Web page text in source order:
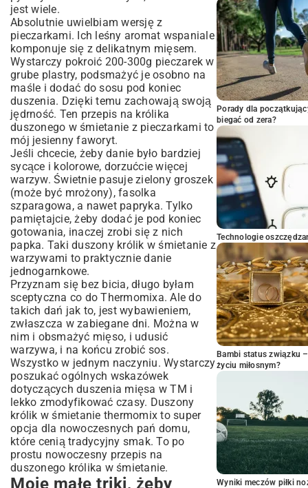
jest wiele.
Absolutnie uwielbiam wersję z
pieczarkami. Ich leśny aromat wspaniale
komponuje się z delikatnym mięsem.
Wystarczy pokroić 200-300g pieczarek w
grube plastry, podsmażyć je osobno na
maśle i dodać do sosu pod koniec
duszenia. Dzięki temu zachowają swoją
jędrność. Ten przepis na królika
duszonego w śmietanie z pieczarkami to
mój jesienny faworyt.
Jeśli chcecie, żeby danie było bardziej
sycące i kolorowe, dorzućcie więcej
warzyw. Świetnie pasuje zielony groszek
(może być mrożony), fasolka
szparagowa, a nawet papryka. Tylko
pamiętajcie, żeby dodać je pod koniec
gotowania, inaczej zrobi się z nich
papka. Taki duszony królik w śmietanie z
warzywami to praktycznie danie
jednogarnkowe.
Przyznam się bez bicia, długo byłam
sceptyczna co do Thermomixa. Ale do
takich dań jak to, jest wybawieniem,
zwłaszcza w zabiegane dni. Można w
nim i obsmażyć mięso, i udusić
warzywa, i na końcu zrobić sos.
Wszystko w jednym naczyniu. Wystarczy
poszukać ogólnych wskazówek
dotyczących duszenia mięsa w TM i
lekko zmodyfikować czasy. Duszony
królik w śmietanie thermomix to super
opcja dla nowoczesnych pań domu,
które cenią tradycyjny smak. To po
prostu nowoczesny przepis na
duszonego królika w śmietanie.
Moje małe triki, żeby
Porady dla
biegać od zera?
Technologie
Bambi status związku
życiu miłosnym?
Wyniki meczów piłki